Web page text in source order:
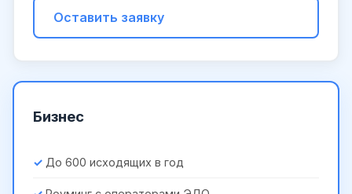
Оставить заявку
Бизнес
До 600 исходящих в год